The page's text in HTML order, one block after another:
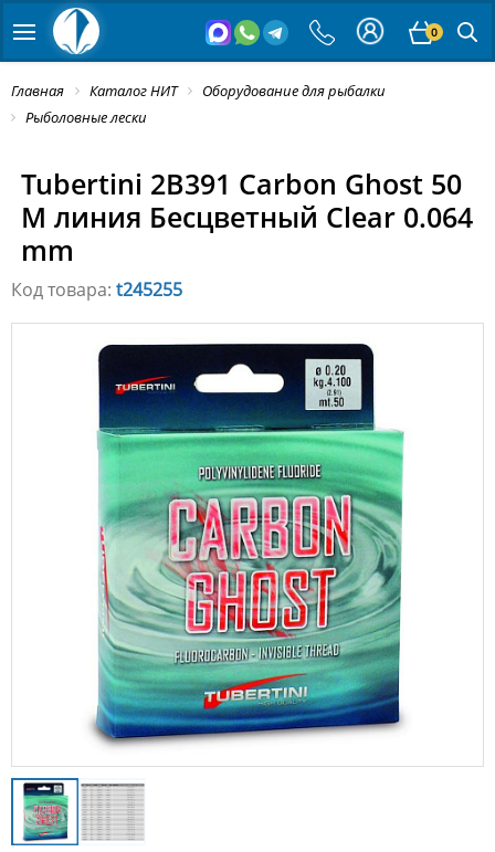
0
Главная Каталог НИТ
Оборудование для рыбалки
Рыболовные лески
Tubertini 2B391 Carbon Ghost 50
M линия Бесцветный Clear 0.064
mm
Код товара: t245255